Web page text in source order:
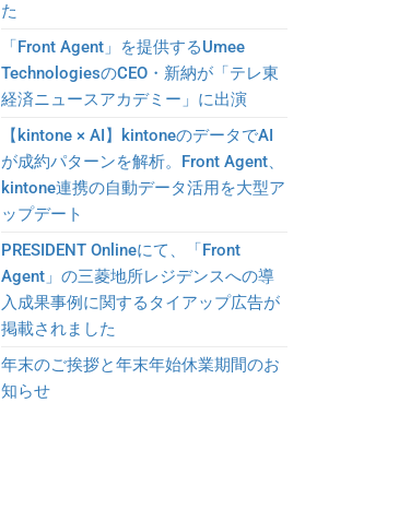
た
「Front Agent」を提供するUmee
TechnologiesのCEO・新納が「テレ東
経済ニュースアカデミー」に出演
【kintone × AI】kintoneのデータでAI
が成約パターンを解析。Front Agent、
kintone連携の自動データ活用を大型ア
ップデート
PRESIDENT Onlineにて、「Front
Agent」の三菱地所レジデンスへの導
入成果事例に関するタイアップ広告が
掲載されました
年末のご挨拶と年末年始休業期間のお
知らせ